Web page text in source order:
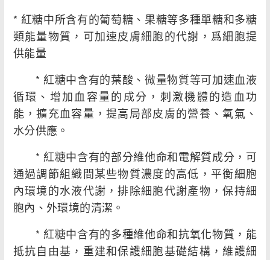
* 紅糖中所含有的葡萄糖、果糖等多種單糖和多糖
類能量物質，可加速皮膚細胞的代謝，爲細胞提
供能量
* 紅糖中含有的葉酸、微量物質等可加速血液
循環、增加血容量的成分，刺激機體的造血功
能，擴充血容量，提高局部皮膚的營養、氧氣、
水分供應。
* 紅糖中含有的部分維他命和電解質成分，可
通過調節組織間某些物質濃度的高低，平衡細胞
內環境的水液代謝，排除細胞代謝產物，保持細
胞內、外環境的清潔。
* 紅糖中含有的多種維他命和抗氧化物質，能
抵抗自由基，重建和保護細胞基礎結構，維護細